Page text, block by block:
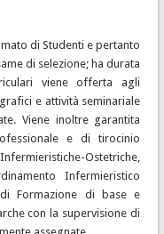
di Studenti e pertanto
di selezione; ha durata
viene offerta agli
e attività seminariale
Viene inoltre garantita
e di tirocinio
Ostetriche,
Infermieristico
Formazione di base e
con la supervisione di